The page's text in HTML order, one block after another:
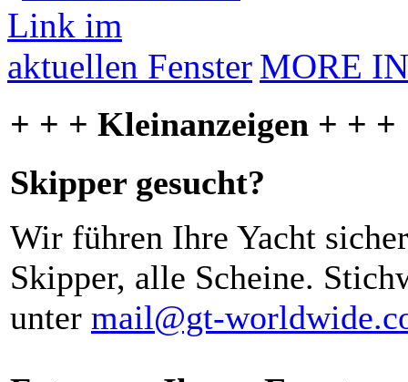
MORE
+ + + Kleinanzeigen + + +
Skipper gesucht?
Wir führen Ihre Yacht
Skipper, alle Scheine.
unter mail@gt-